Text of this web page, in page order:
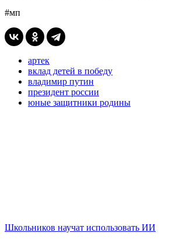
#мп
артек
вклад детей в победу
владимир путин
президент россии
юные защитники родины
Школьников научат использовать ИИ